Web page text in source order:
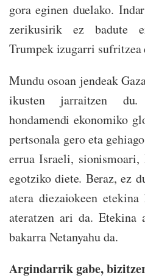
gora eginen duelako.
zerikusirik ez badute
Trumpek izugarri sufritzea
Mundu osoan jendeak
ikusten jarraitzen du.
hondamendi ekonomiko
pertsonala gero eta
errua Israeli, sionismoari,
egotziko diete. Beraz, ez
atera diezaiokeen
ateratzen ari da. Etekina
bakarra Netanyahu da.
Argindarrik gabe,